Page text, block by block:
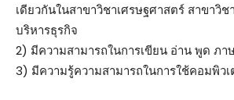
เดียวกันในสาขาวิชาเศรษฐศาสตร์ สาขาวิ
บริหารธุรกิจ
2) มีความสามารถในการเขียน อ่าน พูด ภา
3) มีความรู้ความสามารถในการใช้คอมพิว